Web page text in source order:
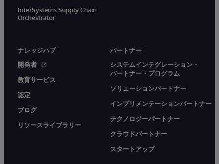
InterSystems Supply Chain
Orchestrator
ナレッジハブ
開発者
教育サービス
認定
ブログ
リソースライブラリー
パートナー
システムインテグレーション・
パートナー・プログラム
ソリューションパートナー
インプリメンテーションパートナー
テクノロジーパートナー
クラウドパートナー
スタートアップ